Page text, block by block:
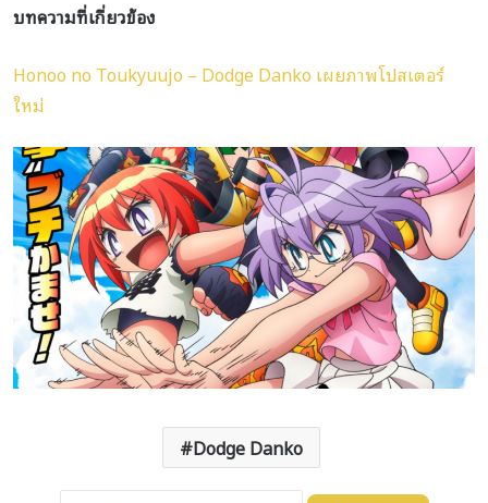
บทความที่เกี่ยวข้อง
Honoo no Toukyuujo – Dodge Danko เผยภาพโปสเตอร์
ใหม่
Dodge Danko